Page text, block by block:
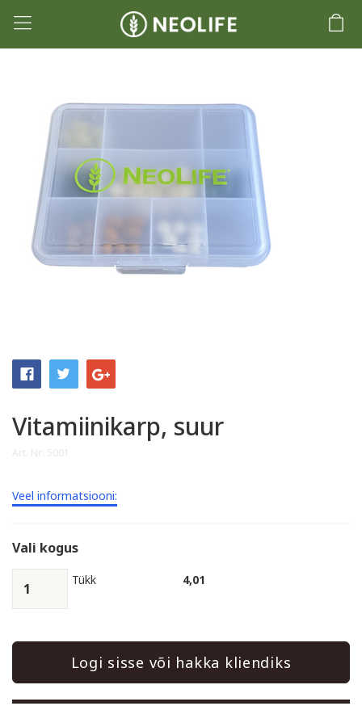
Vitamiinikarp, suur
Veel informatsiooni:
Vali kogus
Tükk 4,01
Logi sisse või hakka kliendiks